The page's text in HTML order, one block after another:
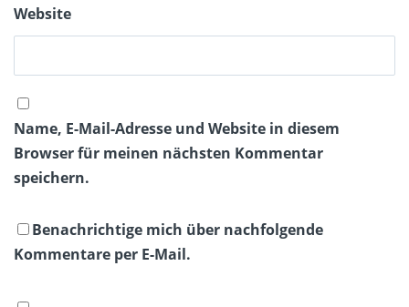
Website
Name, E-Mail-Adresse und Website in diesem
Browser für meinen nächsten Kommentar
speichern.
Benachrichtige mich über nachfolgende
Kommentare per E-Mail.